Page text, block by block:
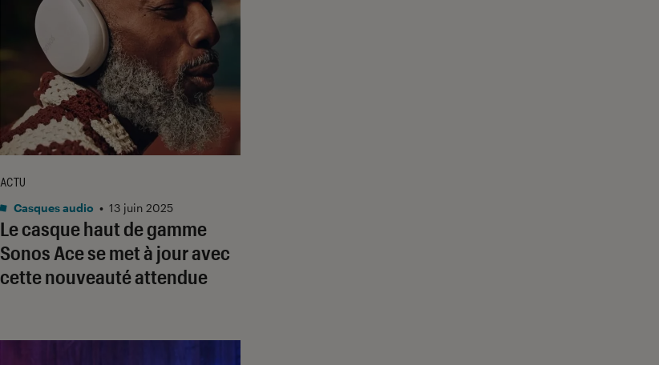
Le casque haut de gamme
Sonos Ace se met à jour avec
cette nouveauté attendue
ACTU
Casques audio • 13 juin 2025